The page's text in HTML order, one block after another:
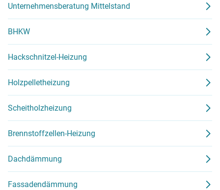
Unternehmensberatung Mittelstand
BHKW
Hackschnitzel-Heizung
Holzpelletheizung
Scheitholzheizung
Brennstoffzellen-Heizung
Dachdämmung
Fassadendämmung